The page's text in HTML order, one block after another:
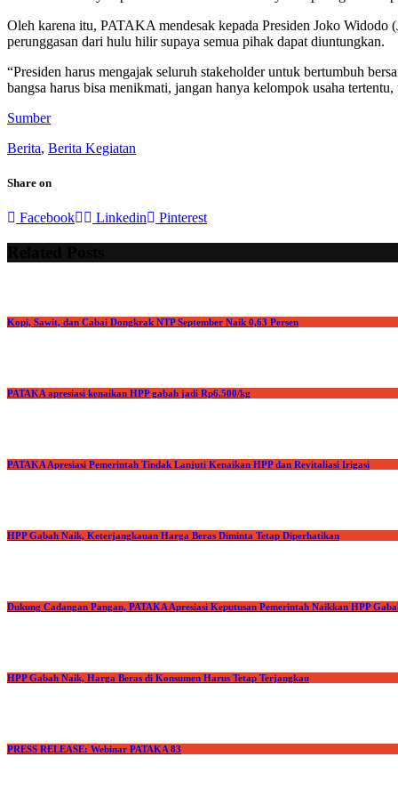
Oleh karena itu, PATAKA mendesak kepada Presiden Joko Widodo
perunggasan dari hulu hilir supaya semua pihak dapat diuntungkan.
“Presiden harus mengajak seluruh stakeholder untuk bertumbuh
bangsa harus bisa menikmati, jangan hanya kelompok usaha tertentu,
Sumber
Berita, Berita Kegiatan
Share on
Facebook Linkedin Pinterest
Kopi, Sawit, dan Cabai Dongkrak NTP September Naik 0,63 Persen
PATAKA apresiasi kenaikan HPP gabah jadi Rp6.500/kg
PATAKA Apresiasi Pemerintah Tindak Lanjuti Kenaikan HPP dan Revitaliasi Irigasi
HPP Gabah Naik, Keterjangkauan Harga Beras Diminta Tetap Diperhatikan
Dukung Cadangan Pangan, PATAKA Apresiasi Keputusan Pemerintah Naikkan HPP
HPP Gabah Naik, Harga Beras di Konsumen Harus Tetap Terjangkau
PRESS RELEASE: Webinar PATAKA 83